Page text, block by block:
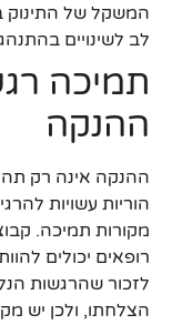
המשקל של התינוק
לב לשינויים
תמיכה
ההנקה
ההנקה אינה רק
הוריות עשויות
מקורות תמיכה.
רופאים יכולים
לזכור שהרגשות
הצלחתו, ולכן יש